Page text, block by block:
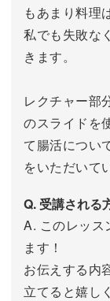
もあまり料理
私でも失敗な
きます。
レクチャー部
のスライドを
て腸活につい
をいただいて
Q. 受講される
A. このレッス
ます！
お伝えする内
立てると嬉し